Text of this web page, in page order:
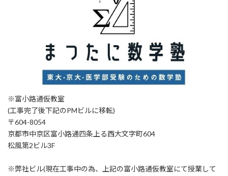
※富小路通仮教室
(工事完了後下記のPMビルに移転)
〒604-8054
京都市中京区富小路通四条上る西大文字町604
松風第2ビル3F
※弊社ビル(現在工事中の為、上記の富小路通仮教室にて授業して